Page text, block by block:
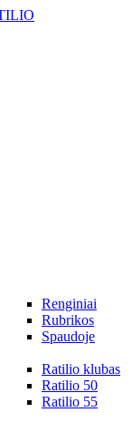
Renginiai
Rubrikos
Spaudoje
Ratilio klubas
Ratilio 50
Ratilio 55